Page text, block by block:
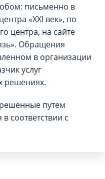
письменно в
«XXI век», по
центра, на сайте
Обращения
в организации
услуг
решениях.
путем
соответствии с